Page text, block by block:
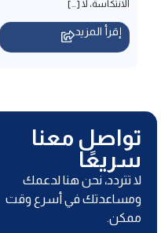
تواصل معنا
سريعًا
لا تتردد، نحن هنا لدعمك
ومساعدتك في أسرع وقت
ممكن.